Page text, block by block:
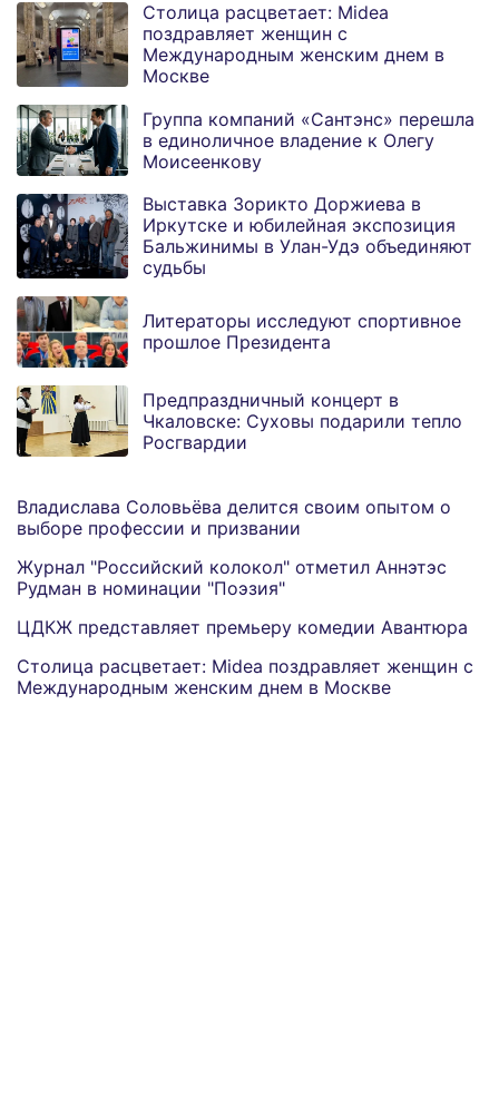
Столица расцветает: Midea
поздравляет женщин с
Международным женским днем в
Москве
Группа компаний «Сантэнс» перешла
в единоличное владение к Олегу
Моисеенкову
Выставка Зорикто Доржиева в
Иркутске и юбилейная экспозиция
Бальжинимы в Улан-Удэ объединяют
судьбы
Литераторы исследуют спортивное
прошлое Президента
Предпраздничный концерт в
Чкаловске: Суховы подарили тепло
Росгвардии
Владислава Соловьёва делится своим опытом о
выборе профессии и призвании
Журнал "Российский колокол" отметил Аннэтэс
Рудман в номинации "Поэзия"
ЦДКЖ представляет премьеру комедии Авантюра
Столица расцветает: Midea поздравляет женщин с
Международным женским днем в Москве